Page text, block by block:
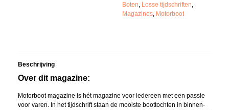
Boten, Losse tijdschriften,
Magazines, Motorboot
Beschrijving
Over dit magazine:
Motorboot magazine is hét magazine voor iedereen met een passie
voor varen. In het tijdschrift staan de mooiste boottochten in binnen-